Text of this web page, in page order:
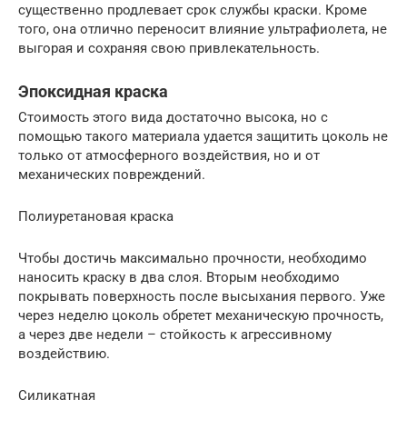
существенно продлевает срок службы краски. Кроме
того, она отлично переносит влияние ультрафиолета, не
выгорая и сохраняя свою привлекательность.
Эпоксидная краска
Стоимость этого вида достаточно высока, но с
помощью такого материала удается защитить цоколь не
только от атмосферного воздействия, но и от
механических повреждений.
Полиуретановая краска
Чтобы достичь максимально прочности, необходимо
наносить краску в два слоя. Вторым необходимо
покрывать поверхность после высыхания первого. Уже
через неделю цоколь обретет механическую прочность,
а через две недели – стойкость к агрессивному
воздействию.
Силикатная